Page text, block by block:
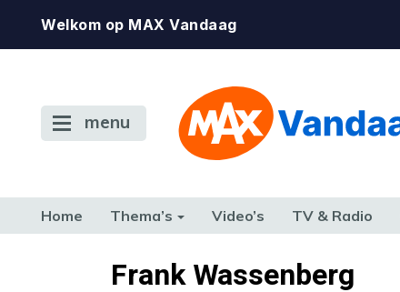
Welkom op MAX Vandaag
menu
Home Thema’s Video’s TV & Radio
TERUG NAAR TOENFrank Wassenberg